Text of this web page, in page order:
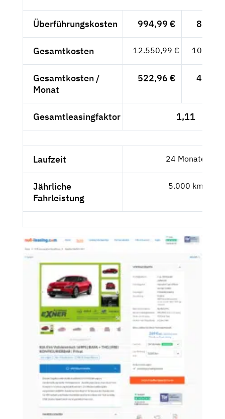
Überführungskosten 994,99 €
Gesamtkosten 12.550,99 €
Gesamtkosten /
Monat
522,96 €
Gesamtleasingfaktor 1,11
Laufzeit 24 Monate
Jährliche
Fahrleistung
5.000 km